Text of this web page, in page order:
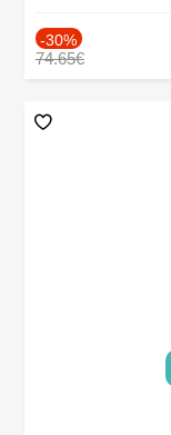
-30%
74.65€